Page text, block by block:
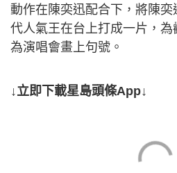
動作在陳奕迅配合下，將陳
代人氣王在台上打成一片，
為演唱會畫上句號。
↓立即下載星島頭條App↓